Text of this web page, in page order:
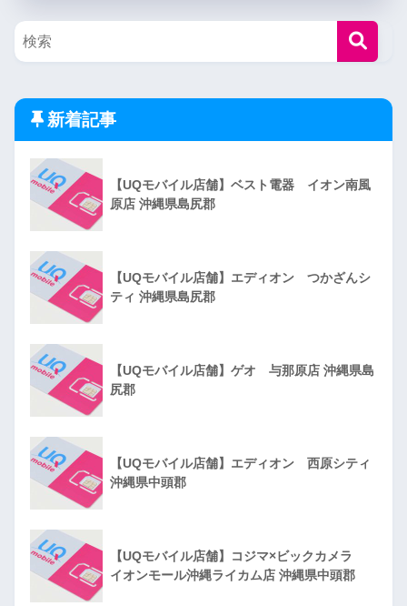
新着記事
【UQモバイル店舗】ベスト電器 イオン南風
原店 沖縄県島尻郡
【UQモバイル店舗】エディオン つかざんシ
ティ 沖縄県島尻郡
【UQモバイル店舗】ゲオ 与那原店 沖縄県島
尻郡
【UQモバイル店舗】エディオン 西原シティ
沖縄県中頭郡
【UQモバイル店舗】コジマ×ビックカメラ
イオンモール沖縄ライカム店 沖縄県中頭郡